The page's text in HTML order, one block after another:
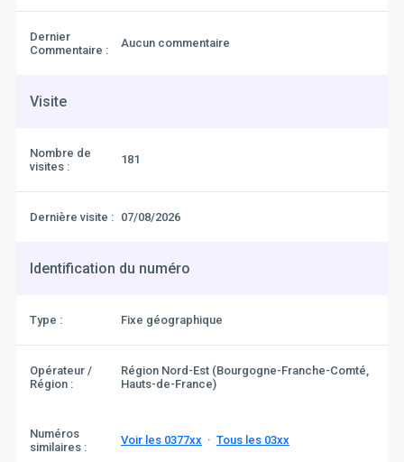
Dernier
Commentaire :
Aucun commentaire
Visite
Nombre de
visites :
181
Dernière visite : 07/08/2026
Identification du numéro
Type : Fixe géographique
Opérateur /
Région :
Région Nord-Est (Bourgogne-Franche-Comté,
Hauts-de-France)
Numéros
similaires :
Voir les 0377xx· Tous les 03xx